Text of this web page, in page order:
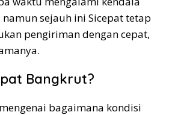
sejauh ini Sicepat tetap
pengiriman dengan cepat,
Bangkrut?
bagaimana kondisi